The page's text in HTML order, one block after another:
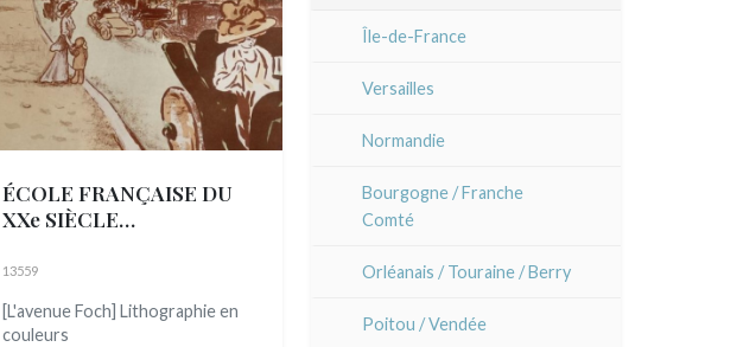
ÉCOLE FRANÇAISE DU
XXe SIÈCLE
c. 1900)
13559
[L'avenue Foch] Lithographie en
couleurs
Cleo Wilkinson
Divers
(triptyques)
Chirimen-e (crépons)
Île-de-France
Versailles
Normandie
Bourgogne / Franche
Comté
Orléanais / Touraine / Berry
Poitou / Vendée